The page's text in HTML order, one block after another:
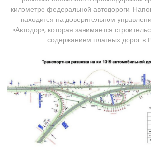
километре федеральной автодороги.
находится на доверительном
«Автодор», которая занимается
содержанием платных дорог в